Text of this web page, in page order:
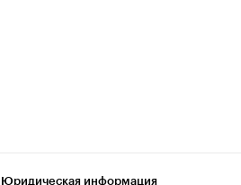
Юридическая информация